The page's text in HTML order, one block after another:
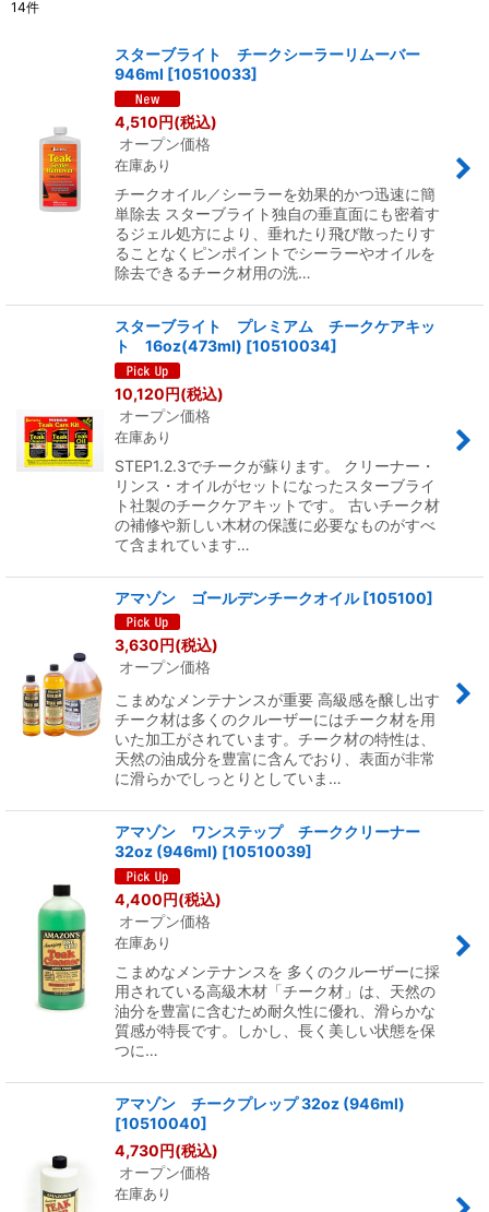
14件
スターブライト チークシーラーリムーバー
946ml [10510033]
4,510円(税込)
オープン価格
在庫あり
チークオイル／シーラーを効果的かつ迅速に簡
単除去 スターブライト独自の垂直面にも密着す
るジェル処方により、垂れたり飛び散ったりす
ることなくピンポイントでシーラーやオイルを
除去できるチーク材用の洗…
スターブライト プレミアム チークケアキッ
ト 16oz(473ml) [10510034]
10,120円(税込)
オープン価格
在庫あり
STEP1.2.3でチークが蘇ります。 クリーナー・
リンス・オイルがセットになったスターブライ
ト社製のチークケアキットです。 古いチーク材
の補修や新しい木材の保護に必要なものがすべ
て含まれています…
アマゾン ゴールデンチークオイル [105100]
3,630円(税込)
オープン価格
こまめなメンテナンスが重要 高級感を醸し出す
チーク材は多くのクルーザーにはチーク材を用
いた加工がされています。チーク材の特性は、
天然の油成分を豊富に含んでおり、表面が非常
に滑らかでしっとりとしていま…
アマゾン ワンステップ チーククリーナー
32oz (946ml) [10510039]
4,400円(税込)
オープン価格
在庫あり
こまめなメンテナンスを 多くのクルーザーに採
用されている高級木材「チーク材」は、天然の
油分を豊富に含むため耐久性に優れ、滑らかな
質感が特長です。しかし、長く美しい状態を保
つに…
アマゾン チークプレップ 32oz (946ml)
[10510040]
4,730円(税込)
オープン価格
在庫あり